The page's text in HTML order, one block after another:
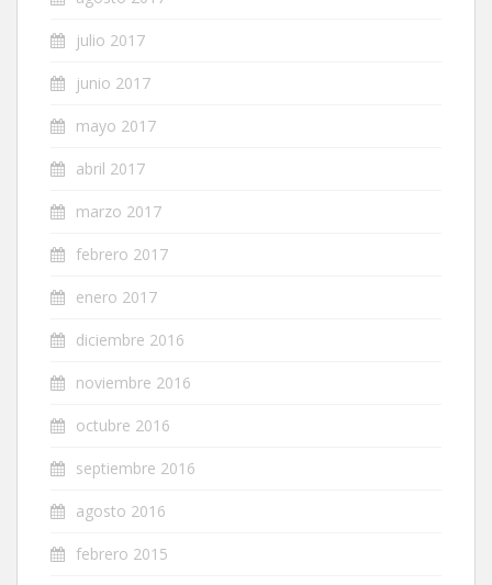
julio 2017
junio 2017
mayo 2017
abril 2017
marzo 2017
febrero 2017
enero 2017
diciembre 2016
noviembre 2016
octubre 2016
septiembre 2016
agosto 2016
febrero 2015